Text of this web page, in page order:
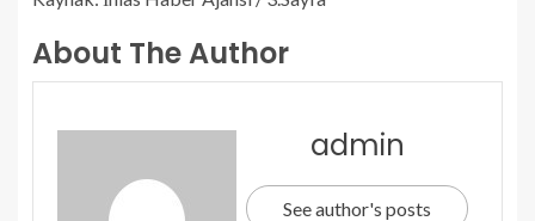
About The Author
admin
See author's posts